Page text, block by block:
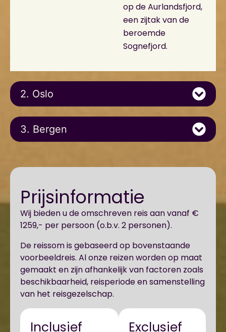
op de Aurlandsfjord,
een zijtak van de
beroemde
Sognefjord.
2. Oslo
3. Bergen
Prijsinformatie
Wij bieden u de omschreven reis aan vanaf €
1259,- per persoon (o.b.v. 2 personen).
De reissom is gebaseerd op bovenstaande
voorbeeldreis. Al onze reizen worden op maat
gemaakt en zijn afhankelijk van factoren zoals
beschikbaarheid, reisperiode en samenstelling
van het reisgezelschap.
Inclusief Exclusief